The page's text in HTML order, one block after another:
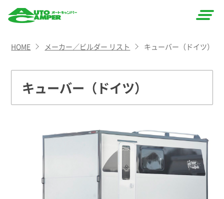
CAMPER
（オート
キャン
HOME メーカー／ビルダー リスト キューバー（ドイツ）
キューバー（ドイツ）